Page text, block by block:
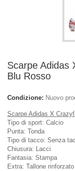
Scarpe Adidas
Blu Rosso
Condizione: Nuovo
Scarpe Adidas X
Tipo di sport: Calcio
Punta: Tonda
Tipo di tacco: Senza
Chiusura: Lacci
Fantasia: Stampa
Extra: Tallone rinforzato